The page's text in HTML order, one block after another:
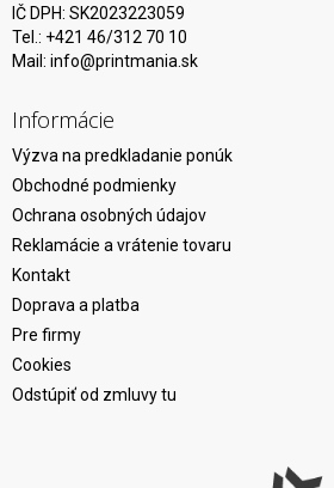
IČ DPH: SK2023223059
Tel.: +421 46/312 70 10
Mail: info@printmania.sk
Informácie
Výzva na predkladanie ponúk
Obchodné podmienky
Ochrana osobných údajov
Reklamácie a vrátenie tovaru
Kontakt
Doprava a platba
Pre firmy
Cookies
Odstúpiť od zmluvy tu